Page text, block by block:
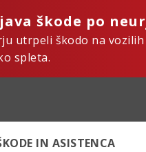
škode po
utrpeli škodo na
spleta.
IN ASISTENCA